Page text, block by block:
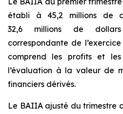
établi à 45,2 millions de
32,6 millions de
correspondante de
comprend les profits et
l’évaluation à la valeur de
financiers dérivés.
Le BAIIA ajusté du trimestre